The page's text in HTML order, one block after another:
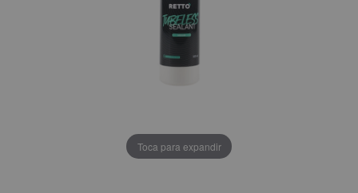
Toca para expandir